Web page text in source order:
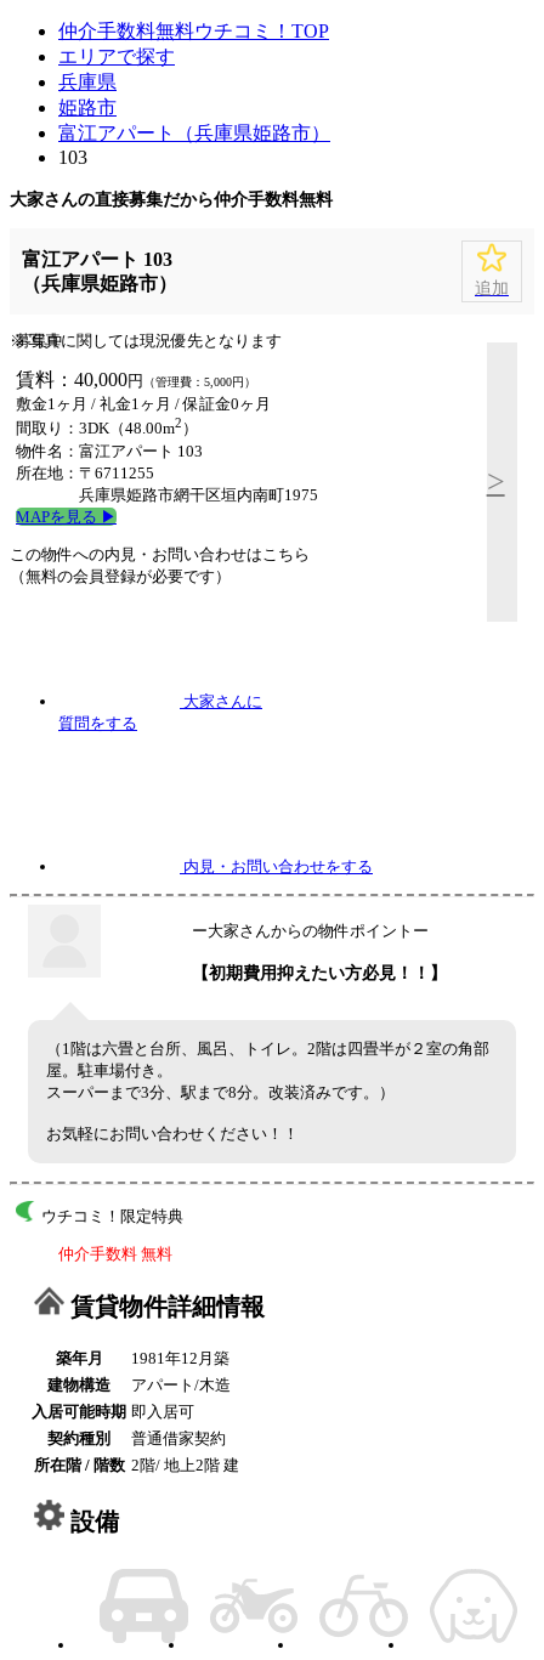
仲介手数料無料ウチコミ！TOP
エリアで探す
兵庫県
姫路市
富江アパート（兵庫県姫路市）
103
大家さんの直接募集だから仲介手数料無料
富江アパート 103
（兵庫県姫路市）
追加
募集中
>
※ 写真に関しては現況優先となります
賃料：40,000円 （管理費：5,000円）
敷金1ヶ月 / 礼金1ヶ月 /保証金0ヶ月
間取り：3DK（48.00m2 ）
物件名：富江アパート 103
所在地：〒6711255
兵庫県姫路市網干区垣内南町1975
MAPを見る ▶︎
この物件への内見・お問い合わせはこちら
（無料の会員登録が必要です）
大家さんに
質問をする
内見 ・お問い合わせをする
ー大家さんからの物件ポイントー
【初期費用抑えたい方必見！！】
（1階は六畳と台所、風呂、トイレ。2階は四畳半が２室の角部
屋。駐車場付き。
スーパーまで3分、駅まで8分。改装済みです。）
お気軽にお問い合わせください！！
ウチコミ！限定特典
仲介手数料 無料
賃貸物件詳細情報
築年月
1981年12月築
建物構造
アパート/木造
入居可能時期 即入居可
契約種別
普通借家契約
所在階 / 階数 2階/ 地上2階 建
設備